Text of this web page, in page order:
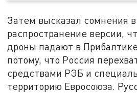
Затем высказал сомнения
распространение версии,
дроны падают в
потому, что Россия
средствами РЭБ и
территорию Евросоюза.